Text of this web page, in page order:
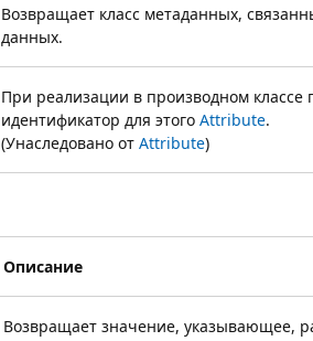
Возвращает класс метаданных,
данных.
При реализации в производном классе
идентификатор для этого Attribute.
(Унаследовано от Attribute)
Описание
Возвращает значение, указывающее,